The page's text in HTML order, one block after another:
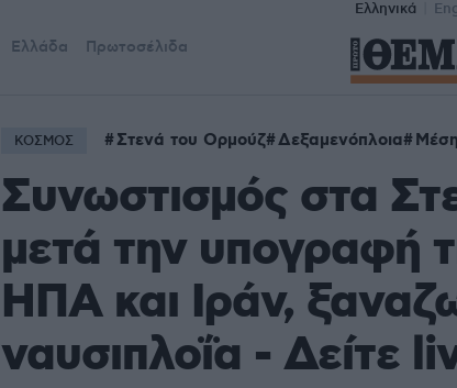
Ελληνικά
Ελλάδα Πρωτοσέλιδα
ΚΟΣΜΟΣ Στενά του Ορμούζ Δεξαμενόπλοια
Συνωστισμός στα
μετά την υπογραφή
ΗΠΑ και Ιράν,
ναυσιπλοΐα - Δείτε